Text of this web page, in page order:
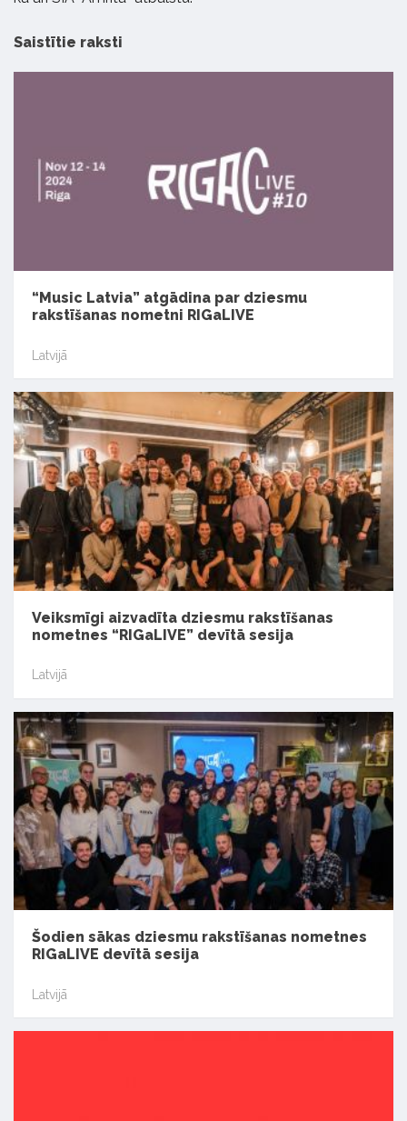
Saistītie raksti
“Music Latvia” atgādina par dziesmu
rakstīšanas nometni RIGaLIVE
Latvijā
Veiksmīgi aizvadīta dziesmu rakstīšanas
nometnes “RIGaLIVE” devītā sesija
Latvijā
Šodien sākas dziesmu rakstīšanas nometnes
RIGaLIVE devītā sesija
Latvijā